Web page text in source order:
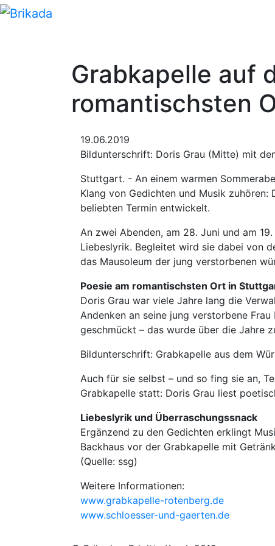
Grabkapelle auf
romantischsten
19.06.2019
Bildunterschrift: Doris Grau (Mitte) mit
Stuttgart. - An einem warmen
Klang von Gedichten und Musik
beliebten Termin entwickelt.
An zwei Abenden, am 28. Juni und am
Liebeslyrik. Begleitet wird sie dabei von
das Mausoleum der jung verstorbenen
Poesie am romantischsten Ort in
Doris Grau war viele Jahre lang die
Andenken an seine jung verstorbene
geschmückt – das wurde über die Jahre
Bildunterschrift: Grabkapelle aus dem
Auch für sie selbst – und so fing sie an,
Grabkapelle statt: Doris Grau liest
Liebeslyrik und Überraschungssnack
Ergänzend zu den Gedichten erklingt
Backhaus vor der Grabkapelle mit
(Quelle: ssg)
Weitere Informationen:
www.grabkapelle-rotenberg.de
www.schloesser-und-gaerten.de